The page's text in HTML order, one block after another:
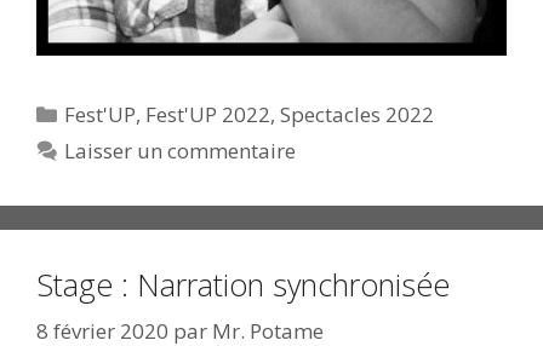
Catégories
Fest'UP, Fest'UP 2022,Spectacles 2022
Laisser un commentaire
Stage : Narration synchronisée
8 février 2020 par Mr. Potame